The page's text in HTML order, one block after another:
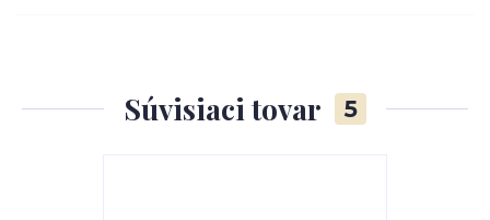
Súvisiaci tovar 5